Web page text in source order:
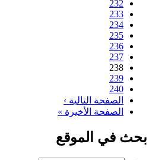
232
233
234
235
236
237
238
239
240
الصفحة التالية ›
الصفحة الأخيرة »
بحث في الموقع